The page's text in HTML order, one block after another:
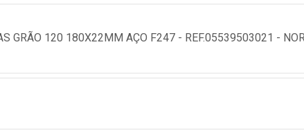
GRÃO 120 180X22MM AÇO F247 - REF.05539503021 -